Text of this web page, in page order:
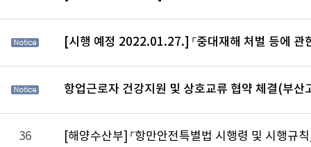
[시행 예정 2022.01.27.] 「중대재해 처벌 등에 관
항업근로자 건강지원 및 상호교류 협약 체결(부산
36 [해양수산부] 「항만안전특별법 시행령 및 시행규